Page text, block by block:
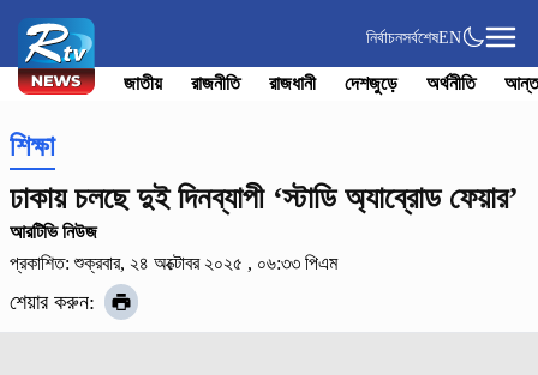
নির্বাচনসর্বশেষEN
জাতীয় রাজনীতি রাজধানী দেশজুড়ে অর্থনীতি
শিক্ষা
ঢাকায় চলছে দুই দিনব্যাপী ‘স্টাডি অ্যাব্রোড ফেয়ার’
আরটিভি নিউজ
প্রকাশিত: শুক্রবার, ২৪ অক্টোবর ২০২৫ , ০৬:৩৩ পিএম
শেয়ার করুন: